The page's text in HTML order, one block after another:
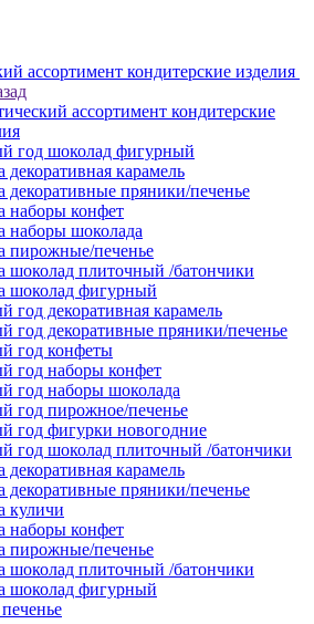
ассортимент кондитерские изделия
ассортимент кондитерские
год шоколад фигурный
декоративная карамель
декоративные пряники/печенье
наборы конфет
наборы шоколада
пирожные/печенье
шоколад плиточный /батончики
шоколад фигурный
год декоративная карамель
год декоративные пряники/печенье
год конфеты
год наборы конфет
год наборы шоколада
год пирожное/печенье
год фигурки новогодние
год шоколад плиточный /батончики
декоративная карамель
декоративные пряники/печенье
куличи
наборы конфет
пирожные/печенье
шоколад плиточный /батончики
шоколад фигурный